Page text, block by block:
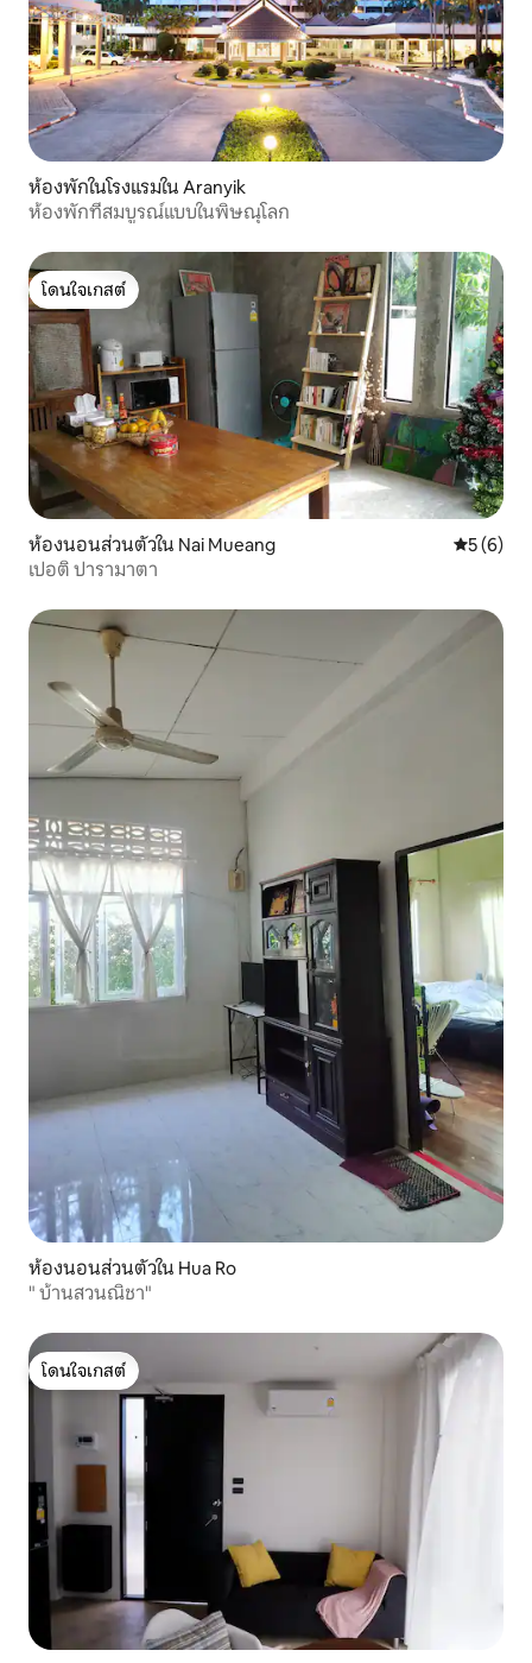
ห้องพักในโรงแรมใน Aranyik
ห้องพักที่สมบูรณ์แบบในพิษณุโลก
โดนใจเกสต์
โดนใจเกสต์
ห้องนอนส่วนตัวใน Nai Mueang คะแนนเฉ
5 (6)
เปอติ ปารามาตา
ห้องนอนส่วนตัวใน Hua Ro
" บ้านสวนณิชา"
โดนใจเกสต์
โดนใจเกสต์